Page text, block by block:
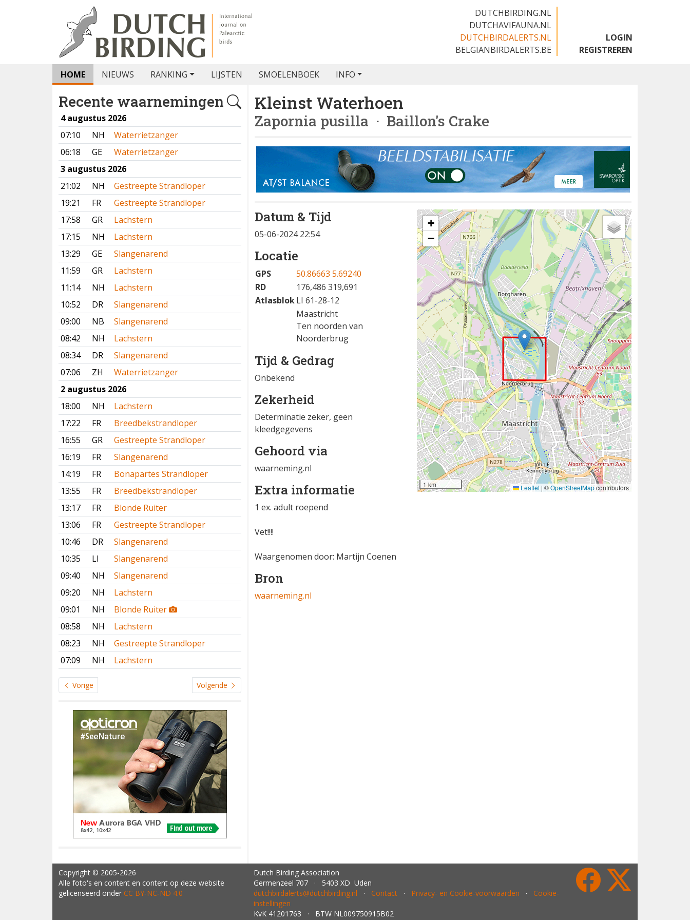
DUTCHBIRDING.NL
DUTCHAVIFAUNA.NL
DUTCHBIRDALERTS.NL
BELGIANBIRDALERTS.BE
LOGIN
REGISTREREN
HOME NIEUWS RANKING LIJSTEN SMOELENBOEK INFO
Recente waarnemingen
4 augustus 2026
07:10
NH
Waterrietzanger
06:18
GE
Waterrietzanger
3 augustus 2026
21:02
NH
Gestreepte Strandloper
19:21
FR
Gestreepte Strandloper
17:58
GR
Lachstern
17:15
NH
Lachstern
13:29
GE
Slangenarend
11:59
GR
Lachstern
11:14
NH
Lachstern
10:52
DR
Slangenarend
09:00
NB
Slangenarend
08:42
NH
Lachstern
08:34
DR
Slangenarend
07:06
ZH
Waterrietzanger
2 augustus 2026
18:00
NH
Lachstern
17:22
FR
Breedbekstrandloper
16:55
GR
Gestreepte Strandloper
16:19
FR
Slangenarend
14:19
FR
Bonapartes Strandloper
13:55
FR
Breedbekstrandloper
13:17
FR
Blonde Ruiter
13:06
FR
Gestreepte Strandloper
10:46
DR
Slangenarend
10:35
LI
Slangenarend
09:40
NH
Slangenarend
09:20
NH
Lachstern
09:01
NH
Blonde Ruiter
08:58
NH
Lachstern
08:23
NH
Gestreepte Strandloper
07:09
NH Lachstern
Vorige Volgende
Kleinst Waterhoen
Zapornia pusilla · Baillon's Crake
Datum & Tijd
05-06-2024 22:54
Locatie
GPS
50.86663 5.69240
RD
176,486 319,691
AtlasblokLI 61-28-12
Maastricht
Ten noorden van
Noorderbrug
Tijd & Gedrag
Onbekend
Zekerheid
Determinatie zeker, geen
kleedgegevens
Gehoord via
waarneming.nl
Extra informatie
1 ex. adult roepend
Vet!!!!
Waargenomen door: Martijn Coenen
Bron
waarneming.nl
+
−
1 km Leaflet | ©OpenStreetMapcontributors
Copyright © 2005-2026
Alle foto's en content en content op deze website
gelicenseerd onder CC BY‑NC‑ND 4.0
Dutch Birding Association
Germenzeel 707 · 5403 XD Uden
dutchbirdalerts@dutchbirding.nl · Contact · Privacy- en Cookie-voorwaarden · Cookie-
instellingen
KvK 41201763 · BTW NL009750915B02